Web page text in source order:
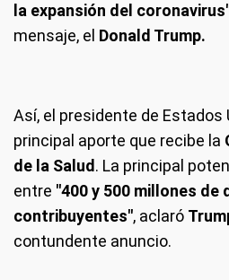
la expansión del
mensaje, el Donald Trump.
Así, el presidente de Estados
principal aporte que recibe la
de la Salud . La principal
entre "400 y 500 millones de
contribuyentes", aclaró
contundente anuncio.